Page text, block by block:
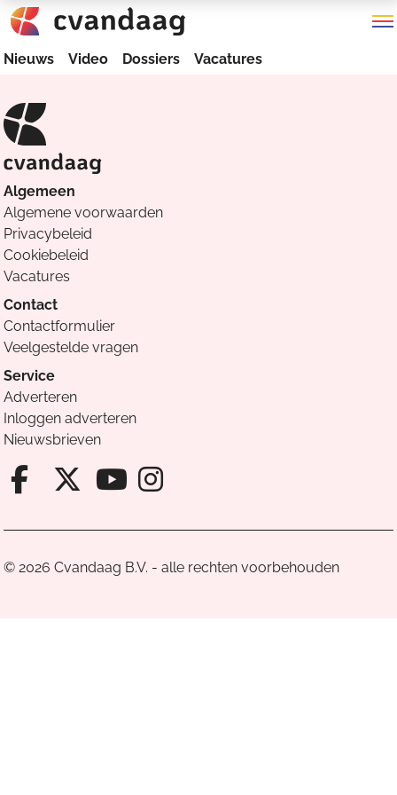
Nieuws Video Dossiers Vacatures
Algemeen
Algemene voorwaarden
Privacybeleid
Cookiebeleid
Vacatures
Contact
Contactformulier
Veelgestelde vragen
Service
Adverteren
Inloggen adverteren
Nieuwsbrieven
Facebook van Cvandaag
X van Cvandaag
Instagram van
© 2026 Cvandaag B.V. - alle rechten voorbehouden